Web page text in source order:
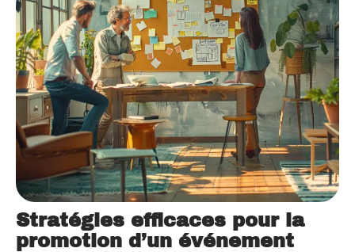
Stratégies efficaces pour la
promotion d’un événement